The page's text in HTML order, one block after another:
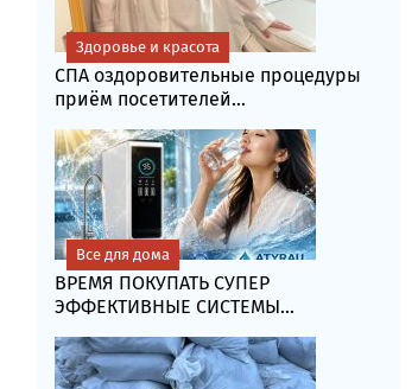
СПА оздоровительные процедуры
приём посетителей...
Здоровье и красота
ВРЕМЯ ПОКУПАТЬ СУПЕР
ЭФФЕКТИВНЫЕ СИСТЕМЫ...
Все для дома